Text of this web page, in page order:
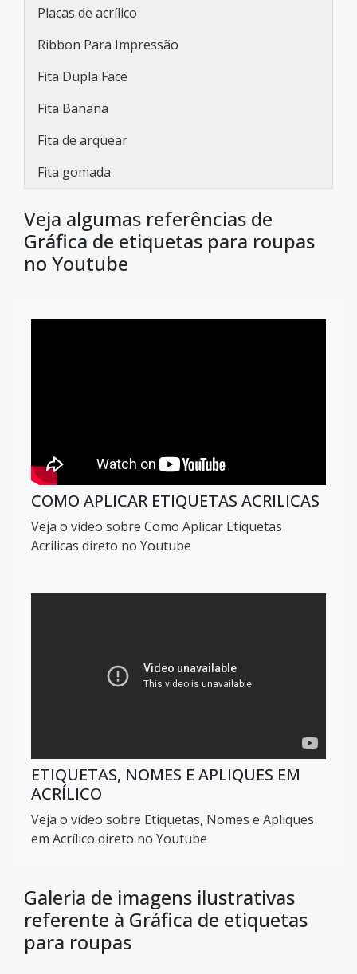
Placas de acrílico
Ribbon Para Impressão
Fita Dupla Face
Fita Banana
Fita de arquear
Fita gomada
Veja algumas referências de
Gráfica de etiquetas para roupas
no Youtube
COMO APLICAR ETIQUETAS ACRILICAS
Veja o vídeo sobre Como Aplicar Etiquetas
Acrilicas direto no Youtube
ETIQUETAS, NOMES E APLIQUES EM
ACRÍLICO
Veja o vídeo sobre Etiquetas, Nomes e Apliques
em Acrílico direto no Youtube
Galeria de imagens ilustrativas
referente à Gráfica de etiquetas
para roupas